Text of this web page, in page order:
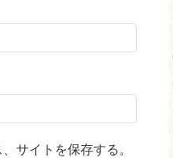
サイトを保存する。